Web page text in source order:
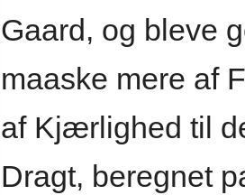
Gaard, og bleve
maaske mere af
af Kjærlighed til
Dragt, beregnet